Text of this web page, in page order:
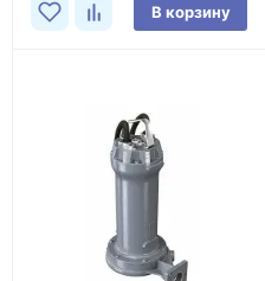
В корзину